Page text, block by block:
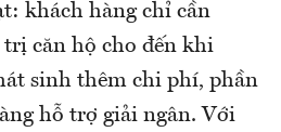
khách hàng chỉ cần
căn hộ cho đến khi
sinh thêm chi phí, phần
hỗ trợ giải ngân. Với